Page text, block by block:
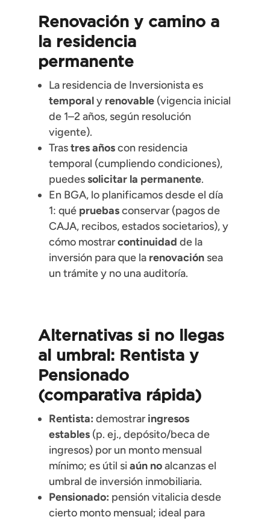
Renovación y camino a
la residencia
permanente
La residencia de Inversionista es
temporaly renovable(vigencia inicial
de 1–2 años, según resolución
vigente).
Trastres añoscon residencia
temporal (cumpliendo condiciones),
puedessolicitar la permanente.
En BGA, lo planificamos desde el día
1: qué pruebasconservar (pagos de
CAJA, recibos, estados societarios), y
cómo mostrarcontinuidad de la
inversión para que la renovaciónsea
un trámite y no una auditoría.
Alternativas si no llegas
al umbral: Rentistay
Pensionado
(comparativa rápida)
Rentista: demostrar ingresos
estables(p. ej., depósito/beca de
ingresos) por un monto mensual
mínimo; es útil si aún noalcanzas el
umbral de inversión inmobiliaria.
Pensionado: pensión vitalicia desde
cierto monto mensual; ideal para